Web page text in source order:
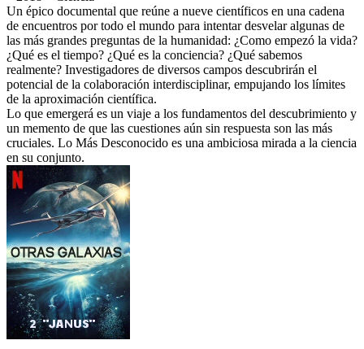
Un épico documental que reúne a nueve científicos en una cadena
de encuentros por todo el mundo para intentar desvelar algunas de
las más grandes preguntas de la humanidad: ¿Como empezó la vida?
¿Qué es el tiempo? ¿Qué es la conciencia? ¿Qué sabemos
realmente? Investigadores de diversos campos descubrirán el
potencial de la colaboración interdisciplinar, empujando los límites
de la aproximación científica.
Lo que emergerá es un viaje a los fundamentos del descubrimiento y
un memento de que las cuestiones aún sin respuesta son las más
cruciales. Lo Más Desconocido es una ambiciosa mirada a la ciencia
en su conjunto.